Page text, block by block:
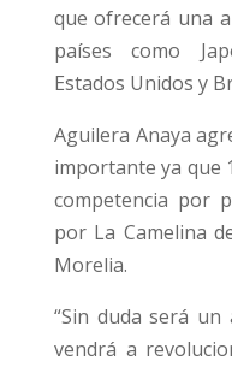
que ofrecerá una
países como
Estados Unidos y
Aguilera Anaya
importante ya que
competencia por
por La Camelina
Morelia.
“Sin duda será
vendrá a